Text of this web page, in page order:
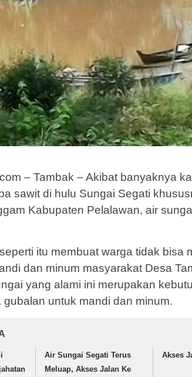
– Tambak – Akibat banyaknya
sawit di hulu Sungai Segati
Kabupaten Pelalawan, air
itu membuat warga tidak bisa
dan minum masyarakat Desa
yang alami ini merupakan
untuk mandi dan minum.
Air Sungai Segati Terus
Meluap, Akses Jalan Ke
Akses